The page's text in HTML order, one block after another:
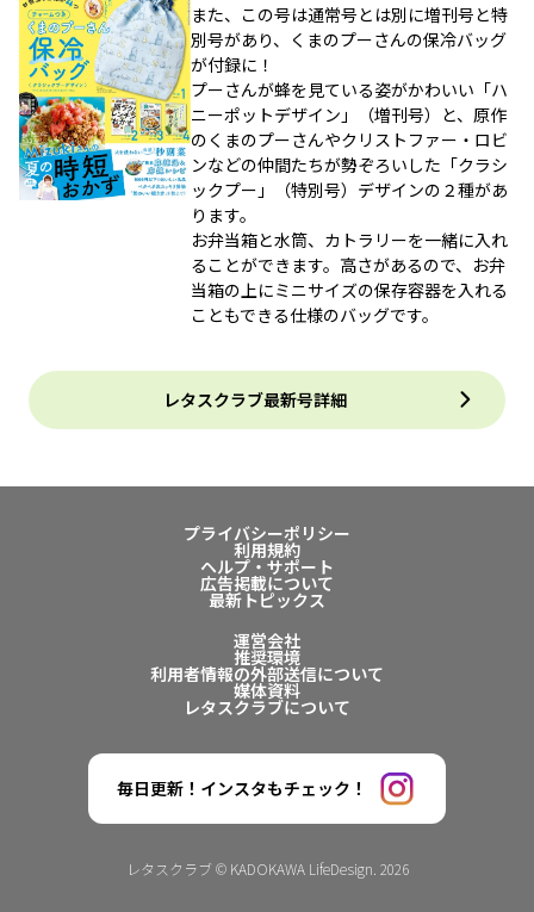
また、この号は通常号とは別に増刊号と特
別号があり、くまのプーさんの保冷バッグ
が付録に！
プーさんが蜂を見ている姿がかわいい「ハ
ニーポットデザイン」（増刊号）と、原作
のくまのプーさんやクリストファー・ロビ
ンなどの仲間たちが勢ぞろいした「クラシ
ックプー」（特別号）デザインの２種があ
ります。
お弁当箱と水筒、カトラリーを一緒に入れ
ることができます。高さがあるので、お弁
当箱の上にミニサイズの保存容器を入れる
こともできる仕様のバッグです。
レタスクラブ最新号詳細
プライバシーポリシー
利用規約
ヘルプ・サポート
広告掲載について
最新トピックス
運営会社
推奨環境
利用者情報の外部送信について
媒体資料
レタスクラブについて
毎日更新！インスタもチェック！
レタスクラブ © KADOKAWA LifeDesign. 2026